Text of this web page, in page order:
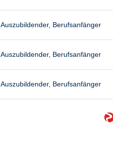
Auszubildender, Berufsanfänger
Auszubildender, Berufsanfänger
Auszubildender, Berufsanfänger